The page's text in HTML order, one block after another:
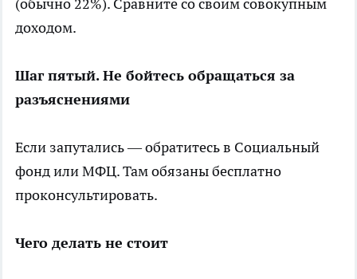
доходом.
Шаг пятый. Не бойтесь обращаться за
разъяснениями
Если запутались — обратитесь в Социальный
фонд или МФЦ. Там обязаны бесплатно
проконсультировать.
Чего делать не стоит